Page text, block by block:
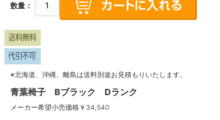
数量：
※北海道、沖縄、離島は送料別途お見積もりいたします。
青葉椅子 Bブラック Dランク
メーカー希望小売価格￥ 34,540